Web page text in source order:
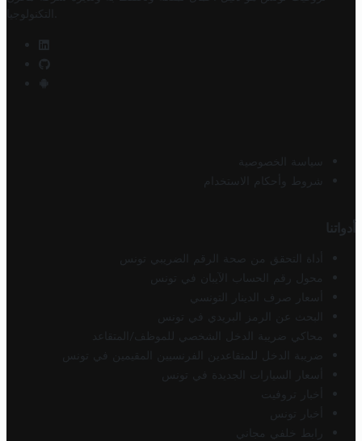
التكنولوجيا
سياسة الخصوصية
شروط وأحكام الاستخدام
أدواتنا
أداة التحقق من صحة الرقم الضريبي تونس
محول رقم الحساب الآيبان في تونس
أسعار صرف الدينار التونسي
البحث عن الرمز البريدي في تونس
محاكي ضريبة الدخل الشخصي للموظف/المتقاعد
ضريبة الدخل للمتقاعدين الفرنسيين المقيمين في تونس
أسعار السيارات الجديدة في تونس
أخبار تروفيت
أخبار تونس
رابط خلفي مجاني